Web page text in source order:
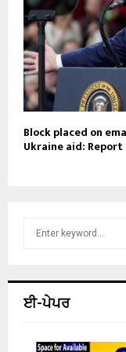
Block placed on
Ukraine aid: Report
h
ਈ-ਪੇਪਰ